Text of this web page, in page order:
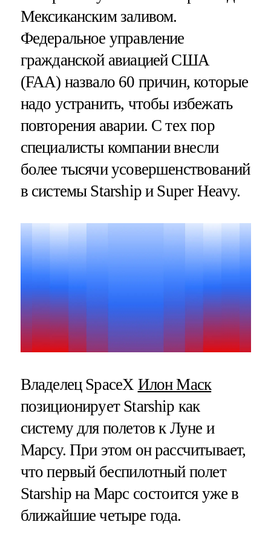
Мексиканским заливом.
Федеральное управление
гражданской авиацией США
(FAA) назвало 60 причин, которые
надо устранить, чтобы избежать
повторения аварии. С тех пор
специалисты компании внесли
более тысячи усовершенствований
в системы Starship и Super Heavy.
Владелец SpaceX Илон Маск
позиционирует Starship как
систему для полетов к Луне и
Марсу. При этом он рассчитывает,
что первый беспилотный полет
Starship на Марс состоится уже в
ближайшие четыре года.